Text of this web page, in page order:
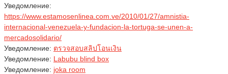
Уведомление:
https://www.estamosenlinea.com.ve/2010/01/27/amnistia-
internacional-venezuela-y-fundacion-la-tortuga-se-unen-a-
mercadosolidario/
Уведомление: ตรวจสอบสลิปโอนเงิน
Уведомление: Labubu blind box
Уведомление: joka room